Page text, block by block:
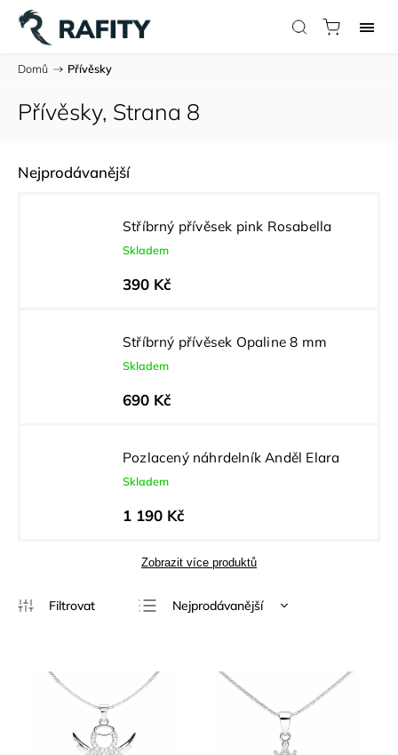
Domů / Přívěsky
Přívěsky, Strana 8
Nejprodávanější
Stříbrný přívěsek pink Rosabella
Skladem
390 Kč
Stříbrný přívěsek Opaline 8 mm
Skladem
690 Kč
Pozlacený náhrdelník Anděl Elara
Skladem
1 190 Kč
Zobrazit více produktů
Nejprodávanější